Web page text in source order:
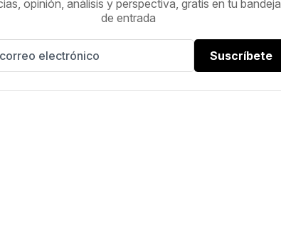
opinión, análisis y perspectiva, gratis en tu bandeja
de entrada
Suscríbete